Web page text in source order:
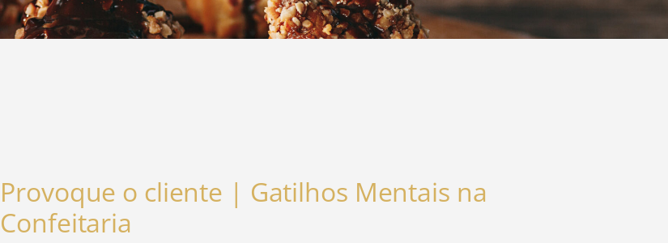
Provoque o cliente | Gatilhos Mentais na
Confeitaria